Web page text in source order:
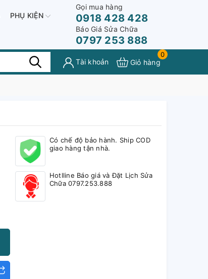
PHỤ KIỆN
Gọi mua hàng
0918 428 428
Báo Giá Sửa Chữa
0797 253 888
Tài khoản
0
Giỏ hàng
Có chế độ bảo hành. Ship COD
giao hàng tận nhà.
Hotlline Báo giá và Đặt Lịch Sửa
Chữa 0797.253.888